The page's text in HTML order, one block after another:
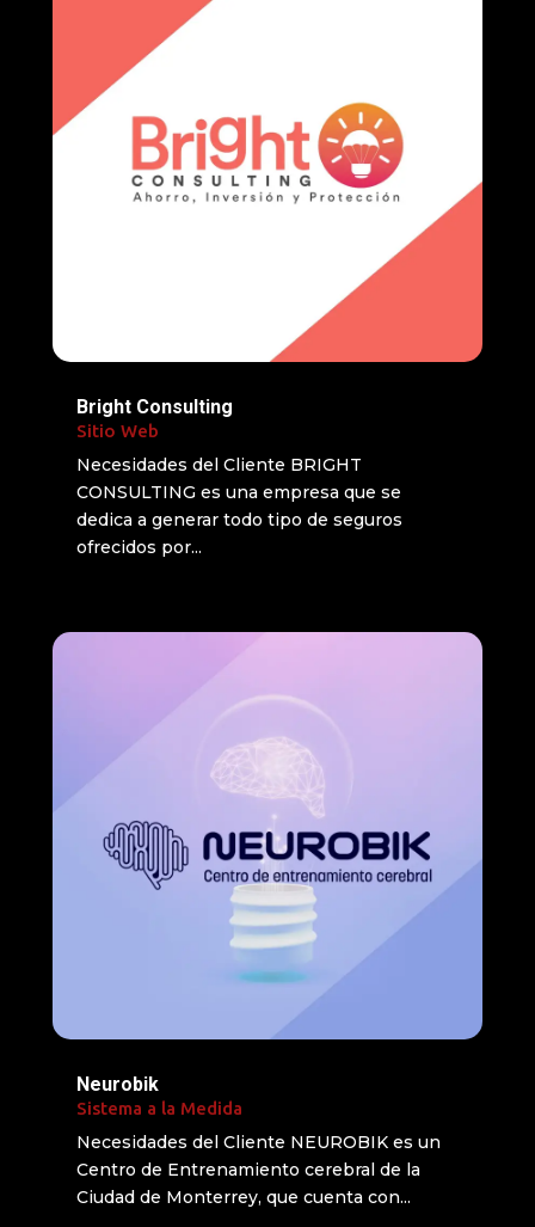
Bright Consulting
Sitio Web
Necesidades del Cliente BRIGHT
CONSULTING es una empresa que se
dedica a generar todo tipo de seguros
ofrecidos por...
Neurobik
Sistema a la Medida
Necesidades del Cliente NEUROBIK es un
Centro de Entrenamiento cerebral de la
Ciudad de Monterrey, que cuenta con...